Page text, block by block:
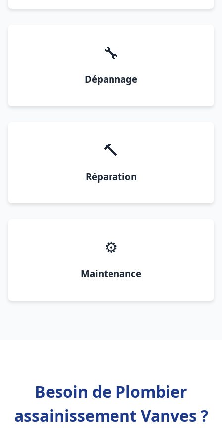
🔧
Dépannage
🔨
Réparation
⚙️
Maintenance
Besoin de Plombier
assainissement Vanves ?